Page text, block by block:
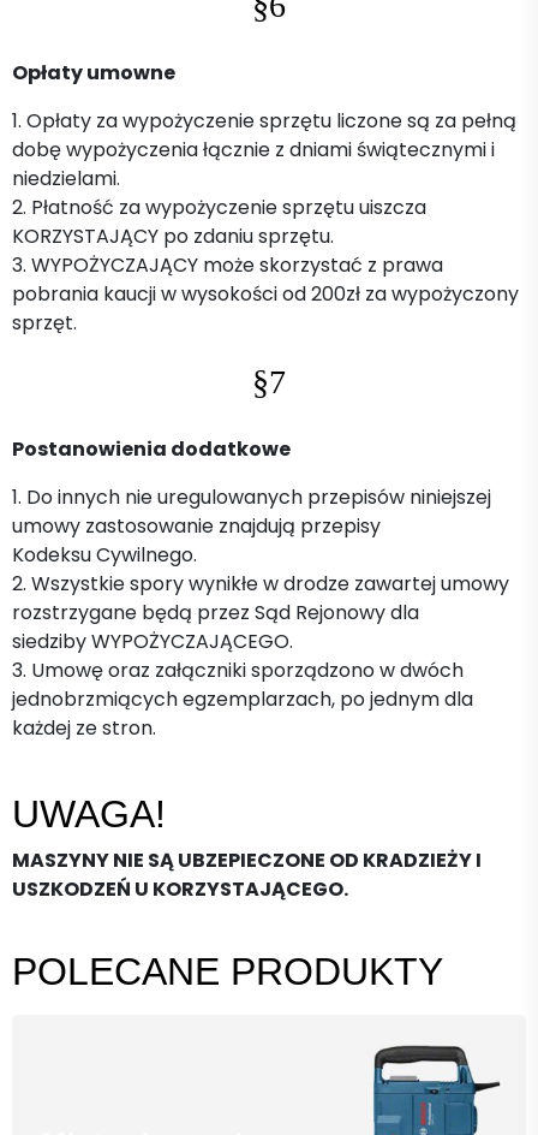
Opłaty umowne
1. Opłaty za wypożyczenie sprzętu liczone są za pełną
dobę wypożyczenia łącznie z dniami świątecznymi i
niedzielami.
2. Płatność za wypożyczenie sprzętu uiszcza
KORZYSTAJĄCY po zdaniu sprzętu.
3. WYPOŻYCZAJĄCY może skorzystać z prawa
pobrania kaucji w wysokości od 200zł za wypożyczony
sprzęt.
§7
Postanowienia dodatkowe
1. Do innych nie uregulowanych przepisów niniejszej
umowy zastosowanie znajdują przepisy
Kodeksu Cywilnego.
2. Wszystkie spory wynikłe w drodze zawartej umowy
rozstrzygane będą przez Sąd Rejonowy dla
siedziby WYPOŻYCZAJĄCEGO.
3. Umowę oraz załączniki sporządzono w dwóch
jednobrzmiących egzemplarzach, po jednym dla
każdej ze stron.
UWAGA!
MASZYNY NIE SĄ UBZEPIECZONE OD KRADZIEŻY I
USZKODZEŃ U KORZYSTAJĄCEGO.
POLECANE PRODUKTY